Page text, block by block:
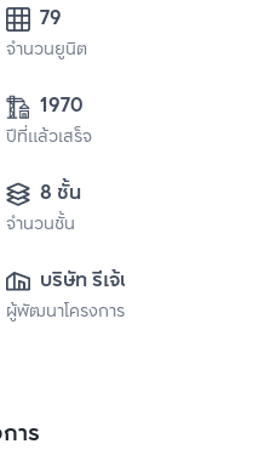
79
จำนวนยูนิต
1970
ปีที่แล้วเสร็จ
8 ชั้น
จำนวนชั้น
บริษัท รีเจ้นท์ กรีน
เพาเวอร์ จำกัด
ผู้พัฒนาโครงการ
าร